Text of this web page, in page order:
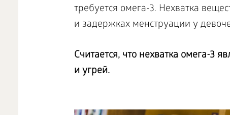
требуется омега-3. Нехватка
и задержках менструации у
Считается, что нехватка омега-3
и угрей.